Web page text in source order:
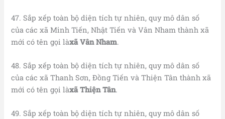
47. Sắp xếp toàn bộ diện tích tự nhiên, quy mô dân số
của các xã Minh Tiến, Nhật Tiến và Vân Nham thành xã
mới có tên gọi làxã Vân Nham.
48. Sắp xếp toàn bộ diện tích tự nhiên, quy mô dân số
của các xã Thanh Sơn, Đồng Tiến và Thiện Tân thành xã
mới có tên gọi làxã Thiện Tân.
49. Sắp xếp toàn bộ diện tích tự nhiên, quy mô dân số